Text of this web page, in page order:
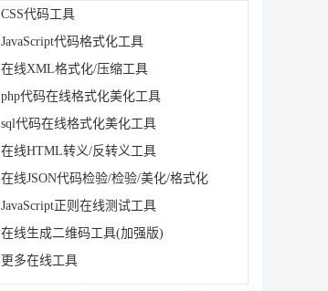
CSS代码工具
JavaScript代码格式化工具
在线XML格式化/压缩工具
php代码在线格式化美化工具
sql代码在线格式化美化工具
在线HTML转义/反转义工具
在线JSON代码检验/检验/美化/格式化
JavaScript正则在线测试工具
在线生成二维码工具(加强版)
更多在线工具